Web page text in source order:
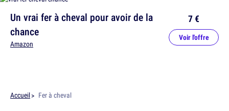
Un vrai fer à cheval pour avoir de la
chance
Amazon
7 €
Voir l'offre
Accueil Fer à cheval